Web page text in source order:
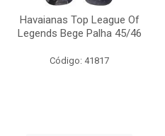
Havaianas Top League Of
Legends Bege Palha 45/46
Código: 41817